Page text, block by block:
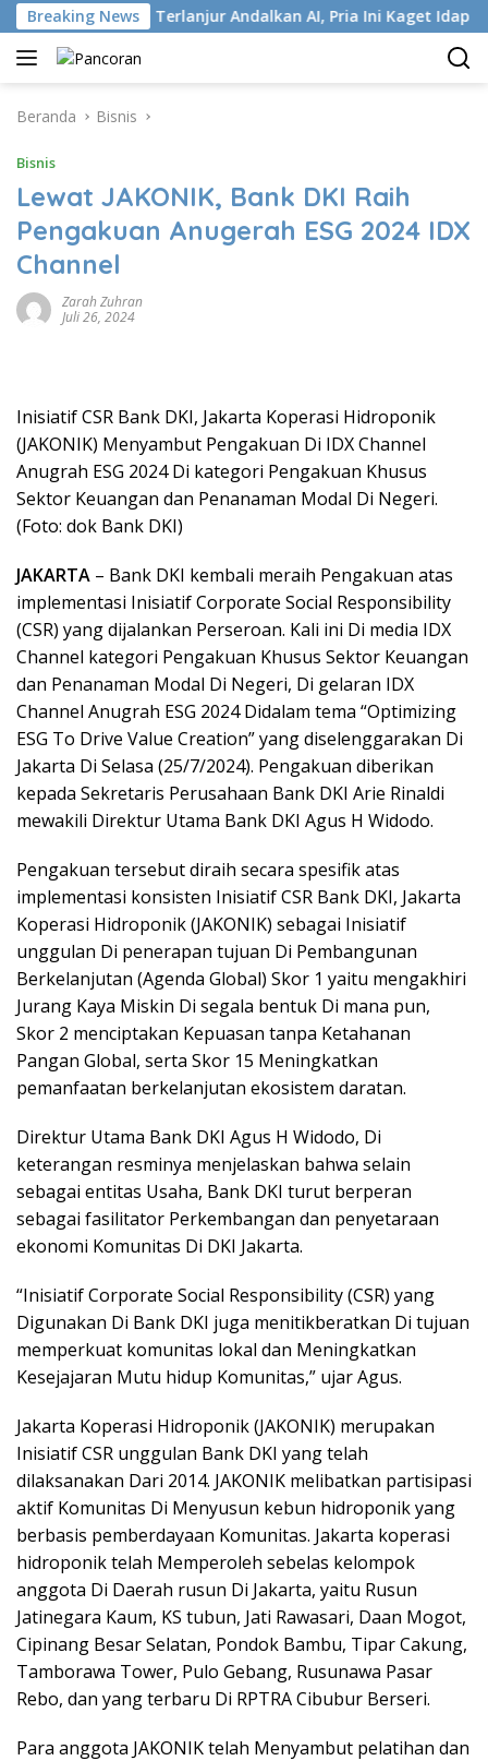
Langsung
ke
konten
Breaking NewsTerlanjur Andalkan AI, Pria Ini Kaget Idap Kanker
Beranda Bisnis
Bisnis
Lewat JAKONIK, Bank DKI Raih
Pengakuan Anugerah ESG 2024 IDX
Channel
Zarah Zuhran
Juli 26, 2024
Inisiatif CSR Bank DKI, Jakarta Koperasi Hidroponik
(JAKONIK) Menyambut Pengakuan Di IDX Channel
Anugrah ESG 2024 Di kategori Pengakuan Khusus
Sektor Keuangan dan Penanaman Modal Di Negeri.
(Foto: dok Bank DKI)
JAKARTA – Bank DKI kembali meraih Pengakuan atas
implementasi Inisiatif Corporate Social Responsibility
(CSR) yang dijalankan Perseroan. Kali ini Di media IDX
Channel kategori Pengakuan Khusus Sektor Keuangan
dan Penanaman Modal Di Negeri, Di gelaran IDX
Channel Anugrah ESG 2024 Didalam tema “Optimizing
ESG To Drive Value Creation” yang diselenggarakan Di
Jakarta Di Selasa (25/7/2024). Pengakuan diberikan
kepada Sekretaris Perusahaan Bank DKI Arie Rinaldi
mewakili Direktur Utama Bank DKI Agus H Widodo.
Pengakuan tersebut diraih secara spesifik atas
implementasi konsisten Inisiatif CSR Bank DKI, Jakarta
Koperasi Hidroponik (JAKONIK) sebagai Inisiatif
unggulan Di penerapan tujuan Di Pembangunan
Berkelanjutan (Agenda Global) Skor 1 yaitu mengakhiri
Jurang Kaya Miskin Di segala bentuk Di mana pun,
Skor 2 menciptakan Kepuasan tanpa Ketahanan
Pangan Global, serta Skor 15 Meningkatkan
pemanfaatan berkelanjutan ekosistem daratan.
Direktur Utama Bank DKI Agus H Widodo, Di
keterangan resminya menjelaskan bahwa selain
sebagai entitas Usaha, Bank DKI turut berperan
sebagai fasilitator Perkembangan dan penyetaraan
ekonomi Komunitas Di DKI Jakarta.
“Inisiatif Corporate Social Responsibility (CSR) yang
Digunakan Di Bank DKI juga menitikberatkan Di tujuan
memperkuat komunitas lokal dan Meningkatkan
Kesejajaran Mutu hidup Komunitas,” ujar Agus.
Jakarta Koperasi Hidroponik (JAKONIK) merupakan
Inisiatif CSR unggulan Bank DKI yang telah
dilaksanakan Dari 2014. JAKONIK melibatkan partisipasi
aktif Komunitas Di Menyusun kebun hidroponik yang
berbasis pemberdayaan Komunitas. Jakarta koperasi
hidroponik telah Memperoleh sebelas kelompok
anggota Di Daerah rusun Di Jakarta, yaitu Rusun
Jatinegara Kaum, KS tubun, Jati Rawasari, Daan Mogot,
Cipinang Besar Selatan, Pondok Bambu, Tipar Cakung,
Tamborawa Tower, Pulo Gebang, Rusunawa Pasar
Rebo, dan yang terbaru Di RPTRA Cibubur Berseri.
Para anggota JAKONIK telah Menyambut pelatihan dan